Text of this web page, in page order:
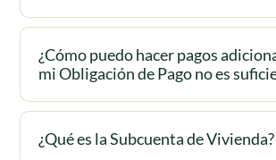
¿Cómo puedo hacer pagos
mi Obligación de Pago no es
¿Qué es la Subcuenta de Vivienda?